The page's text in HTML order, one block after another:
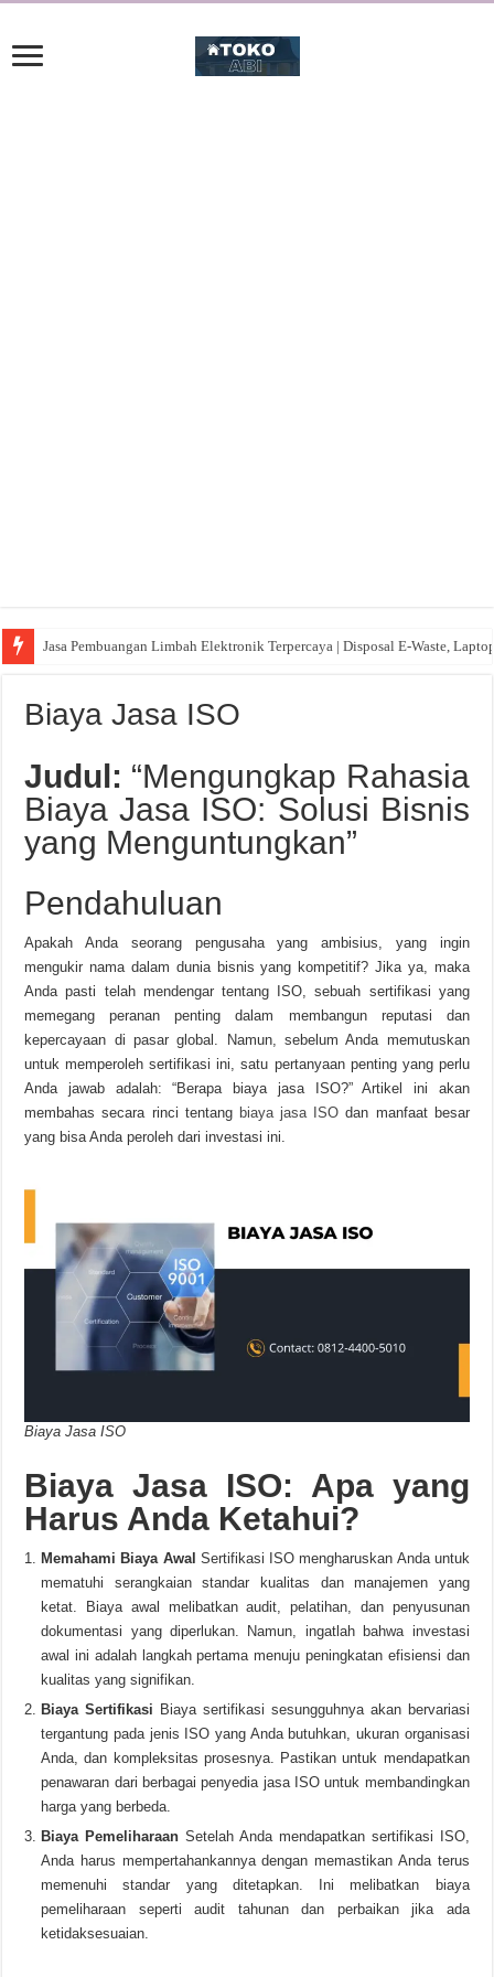
Jasa Pembuangan Limbah Elektronik Terpercaya | Disposal E-Waste,
Biaya Jasa ISO
Judul: “Mengungkap Rahasia
Biaya Jasa ISO: Solusi Bisnis
yang Menguntungkan”
Pendahuluan
Apakah Anda seorang pengusaha yang ambisius, yang ingin
mengukir nama dalam dunia bisnis yang kompetitif? Jika ya, maka
Anda pasti telah mendengar tentang ISO, sebuah sertifikasi yang
memegang peranan penting dalam membangun reputasi dan
kepercayaan di pasar global. Namun, sebelum Anda memutuskan
untuk memperoleh sertifikasi ini, satu pertanyaan penting yang perlu
Anda jawab adalah: “Berapa biaya jasa ISO?” Artikel ini akan
membahas secara rinci tentang biaya jasa ISO dan manfaat besar
yang bisa Anda peroleh dari investasi ini.
Biaya Jasa ISO
Biaya Jasa ISO: Apa yang
Harus Anda Ketahui?
Memahami Biaya Awal Sertifikasi ISO mengharuskan Anda untuk
mematuhi serangkaian standar kualitas dan manajemen yang
ketat. Biaya awal melibatkan audit, pelatihan, dan penyusunan
dokumentasi yang diperlukan. Namun, ingatlah bahwa investasi
awal ini adalah langkah pertama menuju peningkatan efisiensi dan
kualitas yang signifikan.
Biaya Sertifikasi Biaya sertifikasi sesungguhnya akan bervariasi
tergantung pada jenis ISO yang Anda butuhkan, ukuran organisasi
Anda, dan kompleksitas prosesnya. Pastikan untuk mendapatkan
penawaran dari berbagai penyedia jasa ISO untuk membandingkan
harga yang berbeda.
Biaya Pemeliharaan Setelah Anda mendapatkan sertifikasi ISO,
Anda harus mempertahankannya dengan memastikan Anda terus
memenuhi standar yang ditetapkan. Ini melibatkan biaya
pemeliharaan seperti audit tahunan dan perbaikan jika ada
ketidaksesuaian.